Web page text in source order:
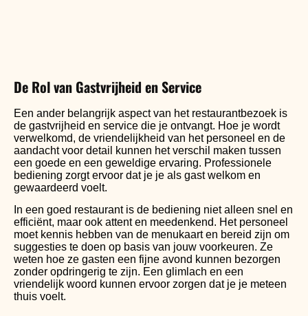
De Rol van Gastvrijheid en Service
Een ander belangrijk aspect van het restaurantbezoek is
de gastvrijheid en service die je ontvangt. Hoe je wordt
verwelkomd, de vriendelijkheid van het personeel en de
aandacht voor detail kunnen het verschil maken tussen
een goede en een geweldige ervaring. Professionele
bediening zorgt ervoor dat je je als gast welkom en
gewaardeerd voelt.
In een goed restaurant is de bediening niet alleen snel en
efficiënt, maar ook attent en meedenkend. Het personeel
moet kennis hebben van de menukaart en bereid zijn om
suggesties te doen op basis van jouw voorkeuren. Ze
weten hoe ze gasten een fijne avond kunnen bezorgen
zonder opdringerig te zijn. Een glimlach en een
vriendelijk woord kunnen ervoor zorgen dat je je meteen
thuis voelt.